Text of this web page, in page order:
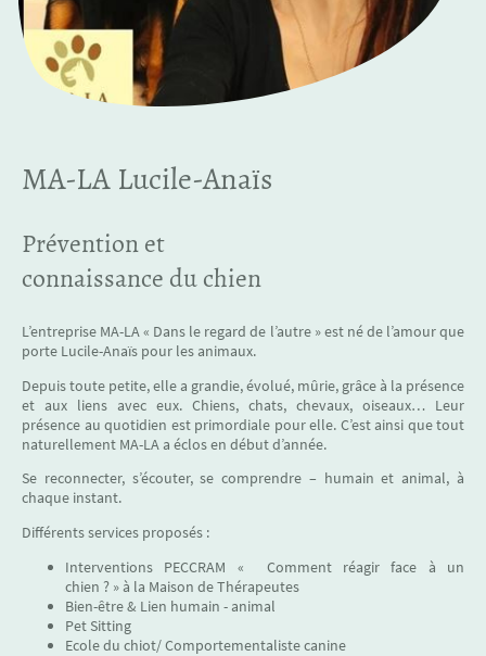
MA-LA Lucile-Anaïs
Prévention et
connaissance du chien
L’entreprise MA-LA « Dans le regard de l’autre » est né de l’amour que
porte Lucile-Anaïs pour les animaux.
Depuis toute petite, elle a grandie, évolué, mûrie, grâce à la présence
et aux liens avec eux. Chiens, chats, chevaux, oiseaux… Leur
présence au quotidien est primordiale pour elle. C’est ainsi que tout
naturellement MA-LA a éclos en début d’année.
Se reconnecter, s’écouter, se comprendre – humain et animal, à
chaque instant.
Différents services proposés :
Interventions PECCRAM « Comment réagir face à un
chien ? » à la Maison de Thérapeutes
Bien-être & Lien humain - animal
Pet Sitting
Ecole du chiot/ Comportementalistecanine